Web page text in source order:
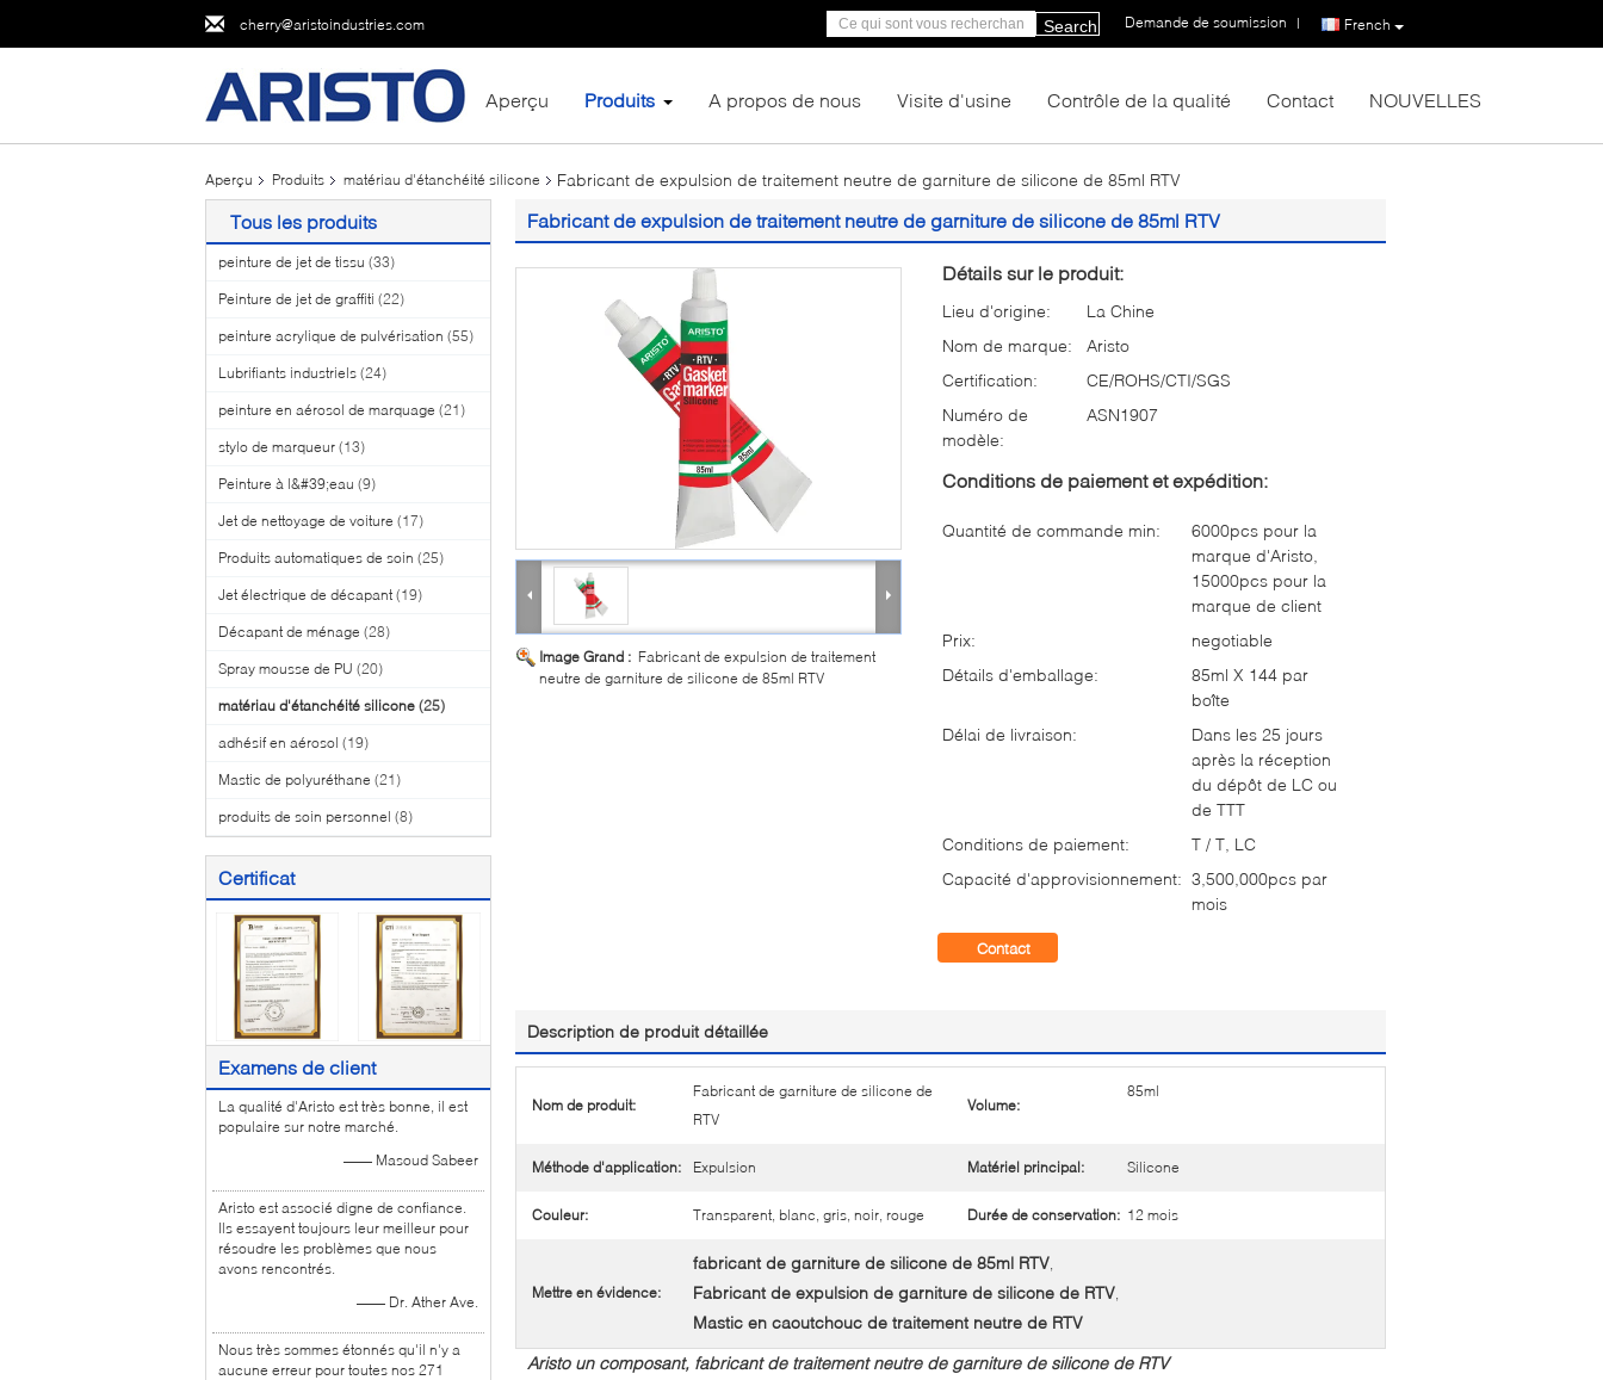
cherry@aristoindustries.com French
Demande de soumission |
Search
Aperçu Produits A propos de nous Visite d'usine Contrôle de la qualité Contact NOUVELLES
Aperçu Produits matériau d'étanchéité silicone Fabricant de expulsion de traitement neutre de garniture de silicone de 85ml RTV
Tous les produits
peinture de jet de tissu (33)
Peinture de jet de graffiti (22)
peinture acrylique de pulvérisation (55)
Lubrifiants industriels (24)
peinture en aérosol de marquage (21)
stylo de marqueur (13)
Peinture à l&#39;eau (9)
Jet de nettoyage de voiture (17)
Produits automatiques de soin (25)
Jet électrique de décapant (19)
Décapant de ménage (28)
Spray mousse de PU (20)
matériau d'étanchéité silicone (25)
adhésif en aérosol (19)
Mastic de polyuréthane (21)
produits de soin personnel (8)
Certificat
Examens de client
La qualité d'Aristo est très bonne, il est
populaire sur notre marché.
—— Masoud Sabeer
Aristo est associé digne de confiance.
Ils essayent toujours leur meilleur pour
résoudre les problèmes que nous
avons rencontrés.
—— Dr. Ather Ave.
Nous très sommes étonnés qu'il n'y a
aucune erreur pour toutes nos 271
Fabricant de expulsion de traitement neutre de garniture de silicone de 85ml RTV
Image Grand : Fabricant de expulsion de traitement
neutre de garniture de silicone de 85ml RTV
Détails sur le produit:
Lieu d'origine:
La Chine
Nom de marque:
Aristo
Certification:
CE/ROHS/CTI/SGS
Numéro de
modèle:
ASN1907
Conditions de paiement et expédition:
Quantité de commande min:
6000pcs pour la
marque d'Aristo,
15000pcs pour la
marque de client
Prix:
negotiable
Détails d'emballage:
85ml X 144 par
boîte
Délai de livraison:
Dans les 25 jours
après la réception
du dépôt de LC ou
de TTT
Conditions de paiement:
T / T, LC
Capacité d'approvisionnement: 3,500,000pcs par
mois
Contact
Description de produit détaillée
Nom de produit:
Fabricant de garniture de silicone de
RTV
Volume:
85ml
Méthode d'application: Expulsion Matériel principal: Silicone
Couleur: Transparent, blanc, gris, noir, rouge Durée de conservation: 12 mois
Mettre en évidence:
fabricant de garniture de silicone de 85ml RTV,
Fabricant de expulsion de garniture de silicone de RTV,
Mastic en caoutchouc de traitement neutre de RTV
Aristo un composant, fabricant de traitement neutre de garniture de silicone de RTV